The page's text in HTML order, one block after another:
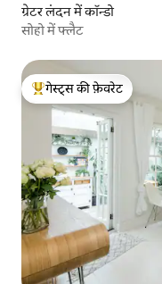
ग्रेटर लंदन में कॉन्डो
सोहो में फ्लैट
गेस्ट्स का टॉप फ़ेवरेट
गेस्ट्स की फ़ेवरेट